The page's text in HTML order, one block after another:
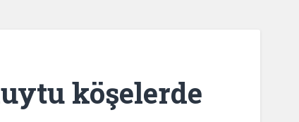
köşelerde